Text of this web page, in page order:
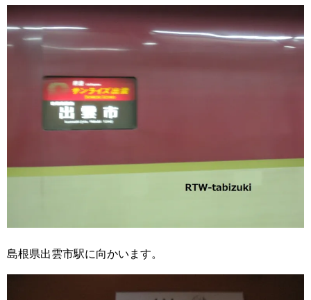
島根県出雲市駅に向かいます。